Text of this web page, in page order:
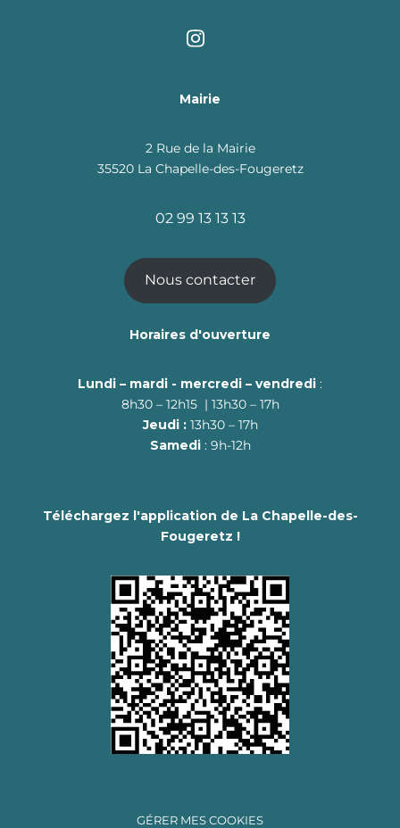
Mairie
2 Rue de la Mairie
35520 La Chapelle-des-Fougeretz
02 99 13 13 13
Nous contacter
Horaires d'ouverture
Lundi – mardi - mercredi – vendredi :
8h30 – 12h15 | 13h30 – 17h
Jeudi :13h30 – 17h
Samedi : 9h-12h
Téléchargez l'application de La Chapelle-des-
Fougeretz !
GÉRER MES COOKIES